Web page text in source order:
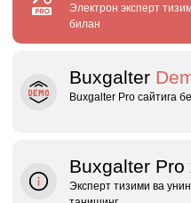
Электрон эксперт
билан
Buxgalter
Buxgalter Pro сайтига
Buxgalter Pro
Эксперт тизими ва